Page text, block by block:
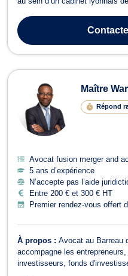
contribuables, personnes
juridique et ...
Maître
Répond
Avocat fusion merger and
5 ans d’expérience
N’accepte pas l’aide
Entre 200 € et 300 € HT
Premier rendez-vous offert
À propos : Avocat au Barreau
accompagne les
investisseurs, fonds